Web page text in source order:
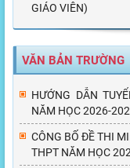
GIÁO VIÊN)
VĂN BẢN TRƯỜNG
HƯỚNG DẪN
NĂM HỌC 2026-
CÔNG BỐ ĐỀ THI
THPT NĂM HỌC